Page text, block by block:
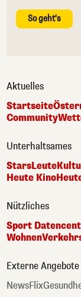
So geht's
Aktuelles
Startseite
Community
Unterhaltsames
StarsLeute
Heute Kino
Nützliches
Sport
Wohnen
Externe Angebote
NewsFlix